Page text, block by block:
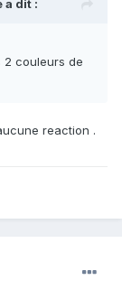
a dit :
2 couleurs de
reaction .